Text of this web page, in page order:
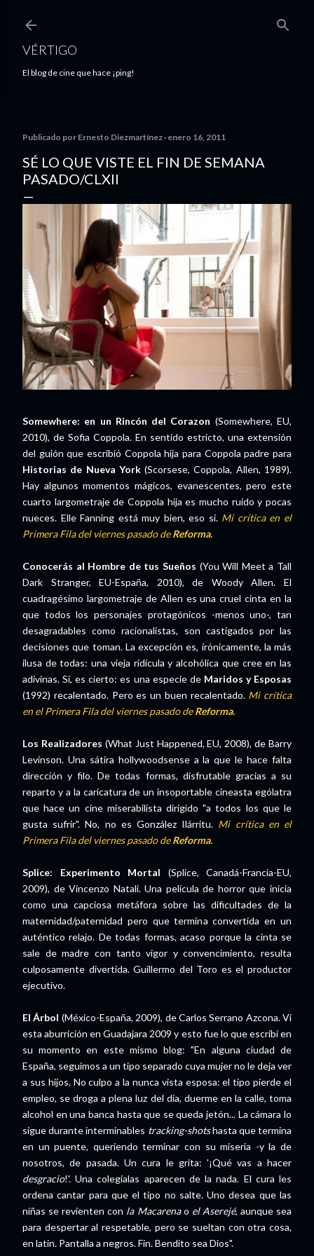
VÉRTIGO
El blog de cine que hace ¡ping!
Publicado por Ernesto Diezmartínez enero 16, 2011
SÉ LO QUE VISTE EL FIN DE SEMANA
PASADO/CLXII
Somewhere: en un Rincón del Corazon (Somewhere, EU,
2010), de Sofia Coppola. En sentido estricto, una extensión
del guión que escribió Coppola hija para Coppola padre para
Historias de Nueva York(Scorsese, Coppola, Allen, 1989).
Hay algunos momentos mágicos, evanescentes, pero este
cuarto largometraje de Coppola hija es mucho ruido y pocas
nueces. Elle Fanning está muy bien, eso sí. Mi crítica en el
Primera Fila del viernes pasado deReforma.
Conocerás al Hombre de tus Sueños (You Will Meet a Tall
Dark Stranger, EU-España, 2010), de Woody Allen. El
cuadragésimo largometraje de Allen es una cruel cinta en la
que todos los personajes protagónicos -menos uno-, tan
desagradables como racionalistas, son castigados por las
decisiones que toman. La excepción es, irónicamente, la más
ilusa de todas: una vieja ridícula y alcohólica que cree en las
adivinas. Sí, es cierto: es una especie de Maridos y Esposas
(1992) recalentado. Pero es un buen recalentado. Mi crítica
en el Primera Fila del viernes pasado deReforma.
Los Realizadores (What Just Happened, EU, 2008), de Barry
Levinson. Una sátira hollywoodsense a la que le hace falta
dirección y filo. De todas formas, disfrutable gracias a su
reparto y a la caricatura de un insoportable cineasta ególatra
que hace un cine miserabilista dirigido "a todos los que le
gusta sufrir". No, no es González Ilárritu. Mi crítica en el
Primera Fila del viernes pasado deReforma.
Splice: Experimento Mortal (Splice, Canadá-Francia-EU,
2009), de Vincenzo Natali. Una película de horror que inicia
como una capciosa metáfora sobre las dificultades de la
maternidad/paternidad pero que termina convertida en un
auténtico relajo. De todas formas, acaso porque la cinta se
sale de madre con tanto vigor y convencimiento, resulta
culposamente divertida. Guillermo del Toro es el productor
ejecutivo.
El Árbol (México-España, 2009), de Carlos Serrano Azcona. Vi
esta aburrición en Guadajara 2009 y esto fue lo que escribí en
su momento en este mismo blog: "En alguna ciudad de
España, seguimos a un tipo separado cuya mujer no le deja ver
a sus hijos. No culpo a la nunca vista esposa: el tipo pierde el
empleo, se droga a plena luz del día, duerme en la calle, toma
alcohol en una banca hasta que se queda jetón... La cámara lo
sigue durante interminables tracking-shotshasta que termina
en un puente, queriendo terminar con su miseria -y la de
nosotros, de pasada. Un cura le grita: '¡Qué vas a hacer
desgracio!'. Una colegialas aparecen de la nada. El cura les
ordena cantar para que el tipo no salte. Uno desea que las
niñas se revienten con la Macarenao el Aserejé, aunque sea
para despertar al respetable, pero se sueltan con otra cosa,
en latin. Pantalla a negros. Fin. Bendito sea Dios".